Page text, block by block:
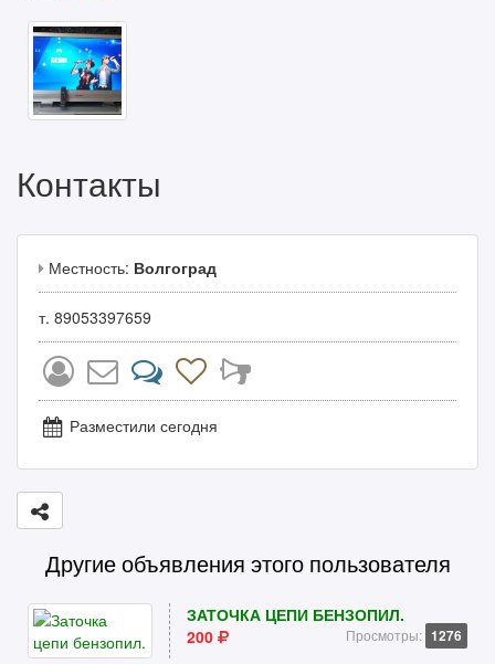
Контакты
Местность: Волгоград
т. 89053397659
Разместили сегодня
Другие объявления этого пользователя
ЗАТОЧКА ЦЕПИ БЕНЗОПИЛ.
200
Просмотры: 1276